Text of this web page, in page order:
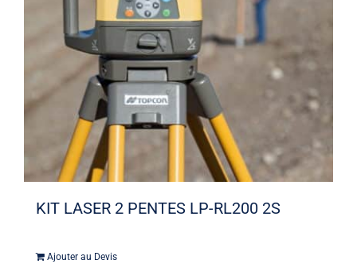
KIT LASER 2 PENTES LP-RL200 2S
Ajouter au Devis